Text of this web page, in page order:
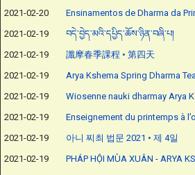
2021-02-20
Ensinamentos de Dharma da
2021-02-19
བདེ་བྱེད་མའི་དཔྱིད་ཆོས་ཉིན་བཞི་པ།
2021-02-19
讖摩春季課程 • 第四天
2021-02-19
Arya Kshema Spring Dharma
2021-02-19
Wiosenne nauki dharmay Arya
2021-02-19
Enseignement du printemps à
2021-02-19
아니 찌최 법문 2021 • 제 4일
2021-02-19
PHÁP HỘI MÙA XUÂN - ARYA